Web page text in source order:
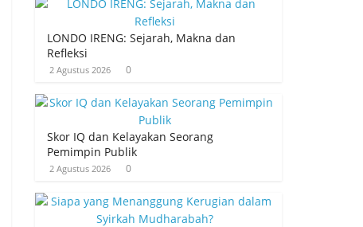
LONDO IRENG: Sejarah, Makna dan
Refleksi
2 Agustus 2026 0
Skor IQ dan Kelayakan Seorang
Pemimpin Publik
2 Agustus 2026 0